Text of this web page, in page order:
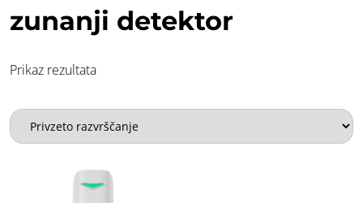
zunanji detektor
Prikaz rezultata